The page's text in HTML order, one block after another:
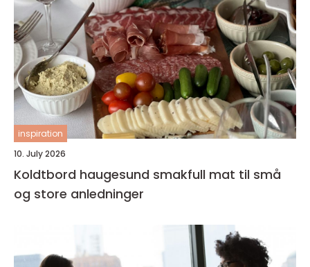
inspiration
10. July 2026
Koldtbord haugesund smakfull mat til små
og store anledninger